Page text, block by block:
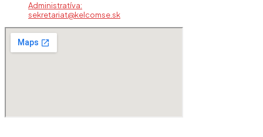
Administratíva:
sekretariat@kelcomse.sk